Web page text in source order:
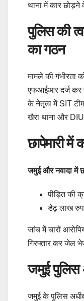
थाना में कार
पुलिस की
का गठन
मामले की गंभीरता
एफआईआर दर्ज कर
के नेतृत्व में SIT
खैरा थाना और DIU
छापेमारी में
जमुई और नवादा में
पीड़ित की
डेढ़ लाख
जांच में चारों
गिरफ्तार कर जेल
जमुई पुलिस
जमुई के पुलिस